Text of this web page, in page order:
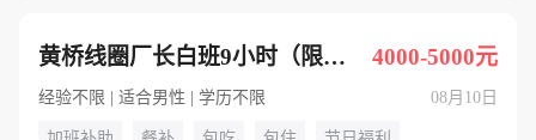
黄桥线圈厂长白班9小时（限男性） 4000-5000元
经验不限 | 适合男性 | 学历不限 08月10日